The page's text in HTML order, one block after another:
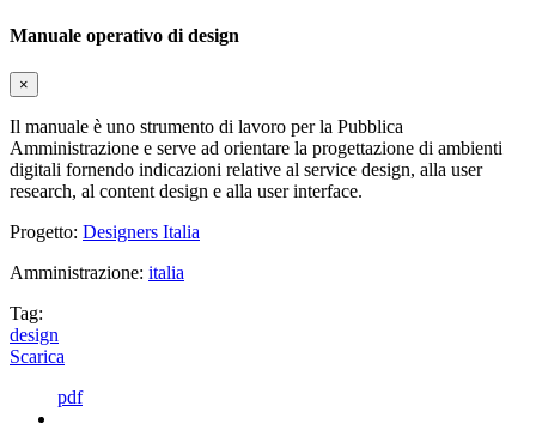
Manuale operativo di design
×
Il manuale è uno strumento di lavoro per la Pubblica
Amministrazione e serve ad orientare la progettazione di ambienti
digitali fornendo indicazioni relative al service design, alla user
research, al content design e alla user interface.
Progetto: Designers Italia
Amministrazione: italia
Tag:
design
Scarica
pdf